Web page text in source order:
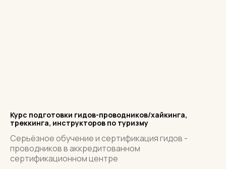
Курс подготовки гидов-проводников/хайкинга,
треккинга, инструкторов по туризму
Серьёзное обучение и сертификация гидов -
проводников в аккредитованном
сертификационном центре